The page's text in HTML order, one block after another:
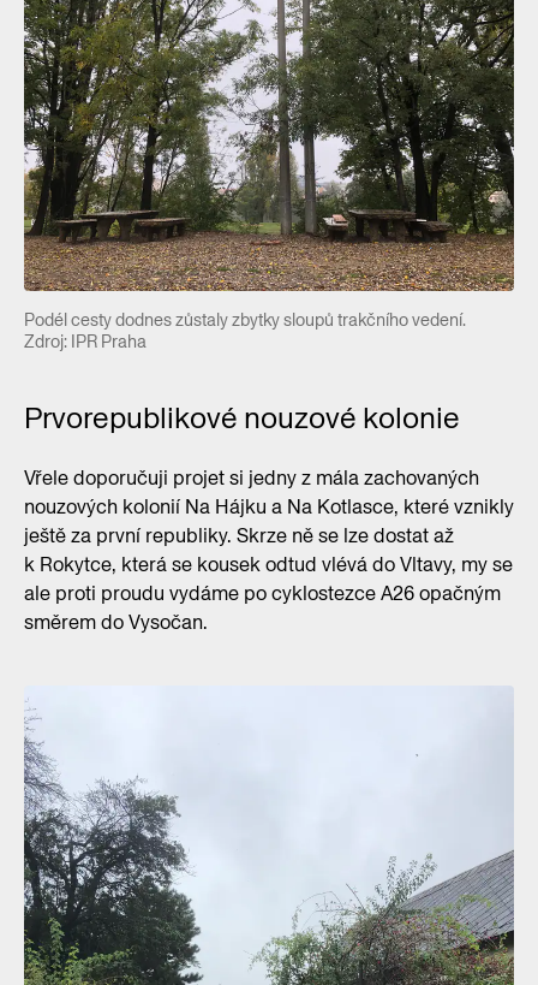
Podél cesty dodnes zůstaly zbytky sloupů trakčního vedení.
Zdroj: IPR Praha
Prvorepublikové nouzové kolonie
Vřele doporučuji projet si jedny z mála zachovaných
nouzových kolonií Na Hájku a Na Kotlasce, které vznikly
ještě za první republiky. Skrze ně se lze dostat až
k Rokytce, která se kousek odtud vlévá do Vltavy, my se
ale proti proudu vydáme po cyklostezce A26 opačným
směrem do Vysočan.